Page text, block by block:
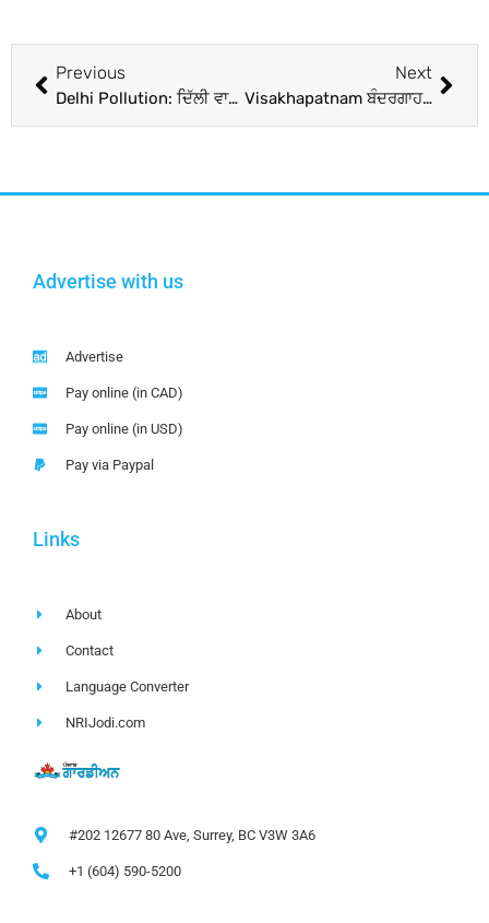
Previous
Delhi Pollution: ਦਿੱਲੀ ਵਾਸੀਆਂ ਨੂੰ ਰਾਹਤ, ਹਵਾ ਦੀ ਗੁਣਵੱਤਾ ‘ਚ ਕੁਝ ਸੁਧਾਰ; ਅਜੇ ਵੀ ‘ਖ਼ਰਾਬ’ ਸ਼੍ਰੇਣੀ ‘ਚ ਹੈ AQI
Next
Visakhapatnam ਬੰਦਰਗਾਹ ‘ਤੇ ਲੱਗੀ ਭਿਆਨਕ ਅੱਗ, 40 ਮੱਛੀਆਂ ਫੜਨ ਵਾਲੀਆਂ ਕਿਸ਼ਤੀਆਂ ਸੜ ਕੇ ਸੁਆਹ; ਮਛੇਰਿਆਂ ਨੇ ਸ਼ੰਕਾ ਪ੍ਰਗਟਾਈ
Advertise with us
Advertise
Pay online (in CAD)
Pay online (in USD)
Pay via Paypal
Links
About
Contact
Language Converter
NRIJodi.com
#202 12677 80 Ave, Surrey, BC V3W 3A6
+1 (604) 590-5200